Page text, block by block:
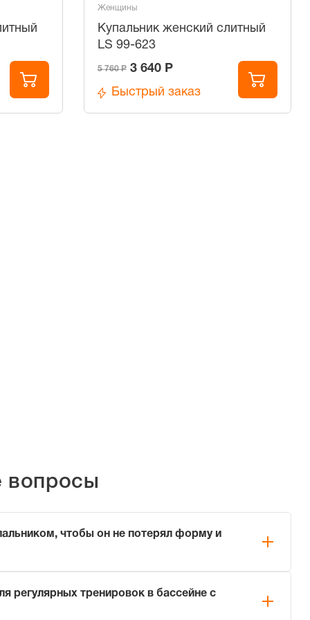
Женщины
Купальник женский слитный
LS 99-623
5 760 Р 3 640 Р
Быстрый заказ
вопросы
чтобы он не потерял форму и
регулярных тренировок в бассейне с